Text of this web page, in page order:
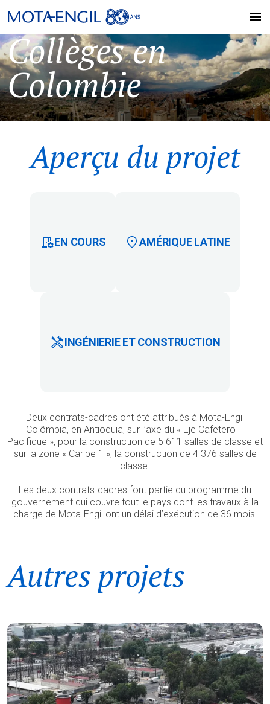
Collèges en
Colombie
Aperçu du projet
EN COURS AMÉRIQUE LATINE
INGÉNIERIE ET CONSTRUCTION
Deux contrats-cadres ont été attribués à Mota-Engil
Colômbia, en Antioquia, sur l’axe du « Eje Cafetero –
Pacifique », pour la construction de 5 611 salles de classe et
sur la zone « Caribe 1 », la construction de 4 376 salles de
classe.
Les deux contrats-cadres font partie du programme du
gouvernement qui couvre tout le pays dont les travaux à la
charge de Mota-Engil ont un délai d’exécution de 36 mois.
Autres projets